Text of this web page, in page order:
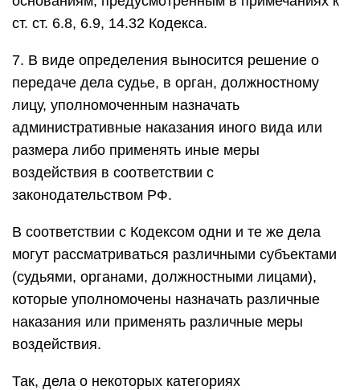
ст. ст. 6.8, 6.9, 14.32 Кодекса.
7. В виде определения выносится решение о
передаче дела судье, в орган, должностному
лицу, уполномоченным назначать
административные наказания иного вида или
размера либо применять иные меры
воздействия в соответствии с
законодательством РФ.
В соответствии с Кодексом одни и те же дела
могут рассматриваться различными субъектами
(судьями, органами, должностными лицами),
которые уполномочены назначать различные
наказания или применять различные меры
воздействия.
Так, дела о некоторых категориях